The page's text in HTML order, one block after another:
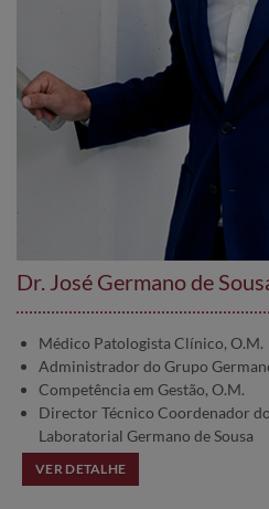
Dr. José Germano de
Médico Patologista Clínico, O.M.
Administrador do Grupo
Competência em Gestão, O.M.
Director Técnico Coordenador
Laboratorial Germano de Sousa
VER DETALHE